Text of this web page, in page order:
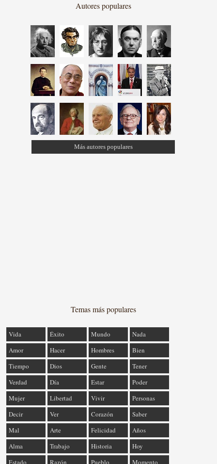
Autores populares
Más autores populares
Temas más populares
Vida Éxito Mundo
Nada
Amor
Hacer Hombres
Bien
Tiempo
Dios Gente
Tener
Verdad
Día Estar
Poder
Mujer
Libertad Vivir
Personas
Decir
Ver Corazón
Saber
Mal
Arte Felicidad
Años
Alma
Trabajo Historia
Hoy
Estado
Razón Pueblo Momento